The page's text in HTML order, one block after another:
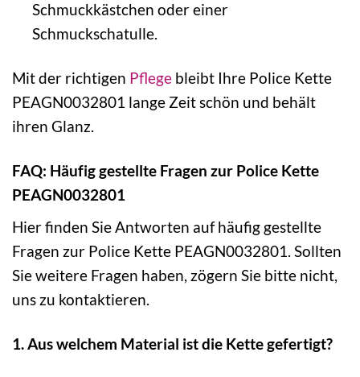
Schmuckkästchen oder einer
Schmuckschatulle.
Mit der richtigen Pflege bleibt Ihre Police Kette
PEAGN0032801 lange Zeit schön und behält
ihren Glanz.
FAQ: Häufig gestellte Fragen zur Police Kette
PEAGN0032801
Hier finden Sie Antworten auf häufig gestellte
Fragen zur Police Kette PEAGN0032801. Sollten
Sie weitere Fragen haben, zögern Sie bitte nicht,
uns zu kontaktieren.
1. Aus welchem Material ist die Kette gefertigt?